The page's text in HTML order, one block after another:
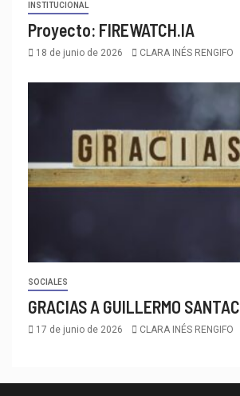
INSTITUCIONAL
Proyecto: FIREWATCH.IA
18 de junio de 2026 CLARA INÉS RENGIFO
SOCIALES
GRACIAS A GUILLERMO
17 de junio de 2026 CLARA INÉS RENGIFO